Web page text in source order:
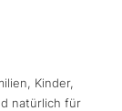
Kinder,
natürlich für